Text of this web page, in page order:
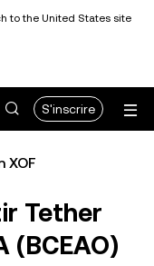
to the United States site
S'inscrire
XOF
Tether
(BCEAO)